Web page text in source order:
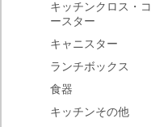
キッチンクロス・コ
ースター
キャニスター
ランチボックス
食器
キッチンその他